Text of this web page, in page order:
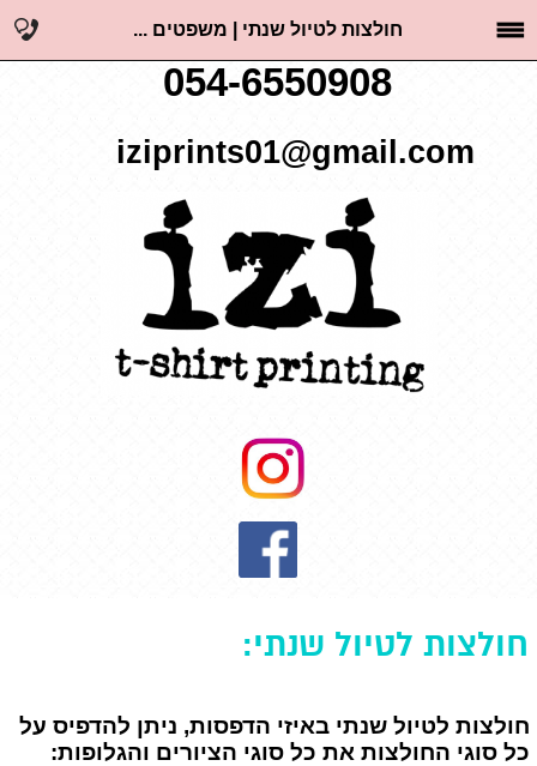
חולצות לטיול שנתי | משפטים ...
054-6550908
iziprints01@gmail.com
חולצות לטיול שנתי באיזי הדפסות, ניתן להדפיס על
כל סוגי החולצות את כל סוגי הציורים והגלופות:
חולצות לטיול שנתי: